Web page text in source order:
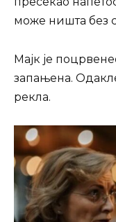
може ништа без
Мајк је
запањена.
рекла.